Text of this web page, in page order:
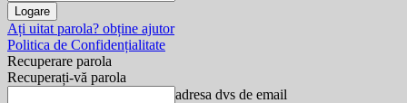
Ați uitat parola? obține ajutor
Politica de Confidențialitate
Recuperare parola
Recuperați-vă parola
adresa dvs de email